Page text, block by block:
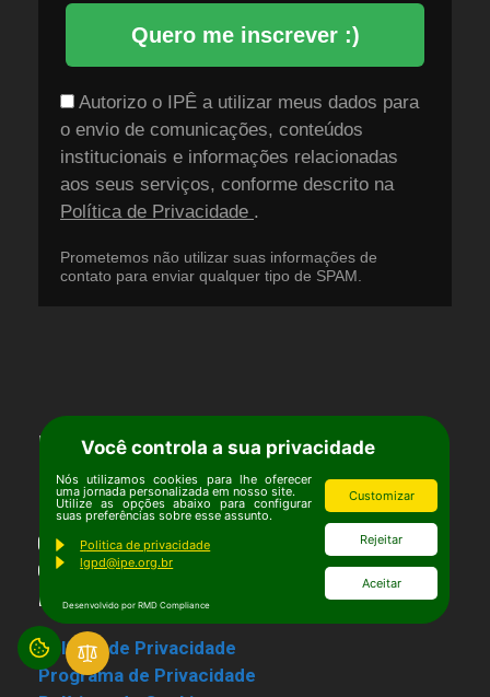
Quero me inscrever :)
Autorizo o IPÊ a utilizar meus dados para
o envio de comunicações, conteúdos
institucionais e informações relacionadas
aos seus serviços, conforme descrito na
Política de Privacidade .
Prometemos não utilizar suas informações de
contato para enviar qualquer tipo de SPAM.
Redes Sociais
Facebook
Twitter
Instagram
Youtube
Linkedin
Política de Privacidade
Programa de Privacidade
Você controla a sua privacidade
Nós utilizamos cookies para lhe oferecer
uma jornada personalizada em nosso site.
Utilize as opções abaixo para configurar
suas preferências sobre esse assunto.
Politica de privacidade
lgpd@ipe.org.br
Customizar
Rejeitar
Aceitar
Desenvolvido por RMD Compliance